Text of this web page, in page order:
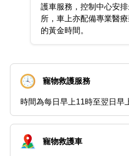
護車服務，控制中心安
所，車上亦配備專業醫
的黃金時間。
寵物救護服務
時間為每日早上11時至翌日早
寵物救護車